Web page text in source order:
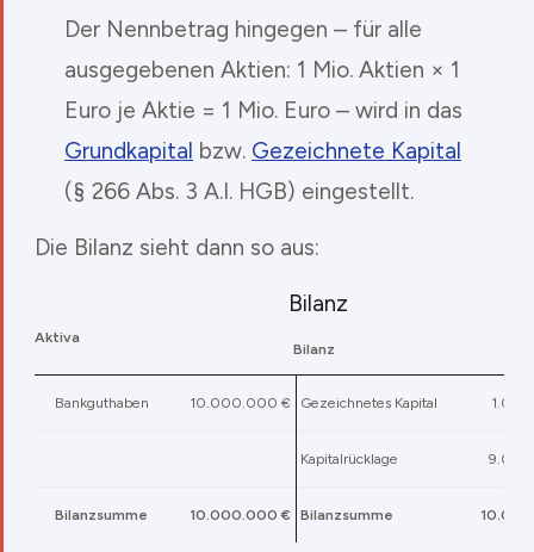
Der Nennbetrag hingegen – für alle
ausgegebenen Aktien: 1 Mio. Aktien × 1
Euro je Aktie = 1 Mio. Euro – wird in das
Grundkapital bzw. Gezeichnete Kapital
(§ 266 Abs. 3 A.I. HGB) eingestellt.
Die Bilanz sieht dann so aus:
Bilanz
Aktiva
Bilanz
Bankguthaben 10.000.000 € Gezeichnetes Kapital
Kapitalrücklage
Bilanzsumme 10.000.000 € Bilanzsumme